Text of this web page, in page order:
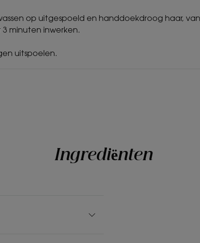
op uitgespoeld en handdoekdroog haar,
minuten inwerken.
uitspoelen.
Ingrediënten